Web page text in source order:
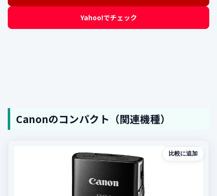
Yahoo!でチェック
Canonのコンパクト（関連機種）
比較に追加